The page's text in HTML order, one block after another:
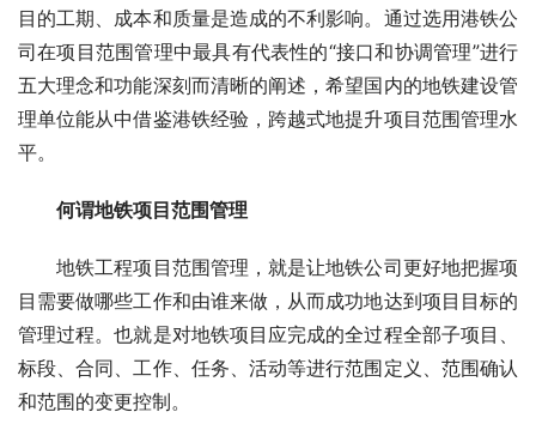
目的工期、成本和质量是造成的不利影响。通过选用港铁公
司在项目范围管理中最具有代表性的“接口和协调管理”进行
五大理念和功能深刻而清晰的阐述，希望国内的地铁建设管
理单位能从中借鉴港铁经验，跨越式地提升项目范围管理水
平。
何谓地铁项目范围管理
地铁工程项目范围管理，就是让地铁公司更好地把握项
目需要做哪些工作和由谁来做，从而成功地达到项目目标的
管理过程。也就是对地铁项目应完成的全过程全部子项目、
标段、合同、工作、任务、活动等进行范围定义、范围确认
和范围的变更控制。